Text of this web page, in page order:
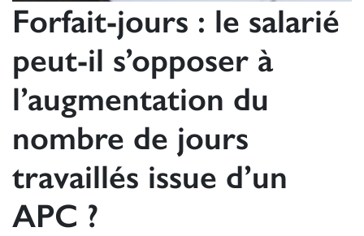
Forfait-jours : le salarié
peut-il s’opposer à
l’augmentation du
nombre de jours
travaillés issue d’un
APC ?